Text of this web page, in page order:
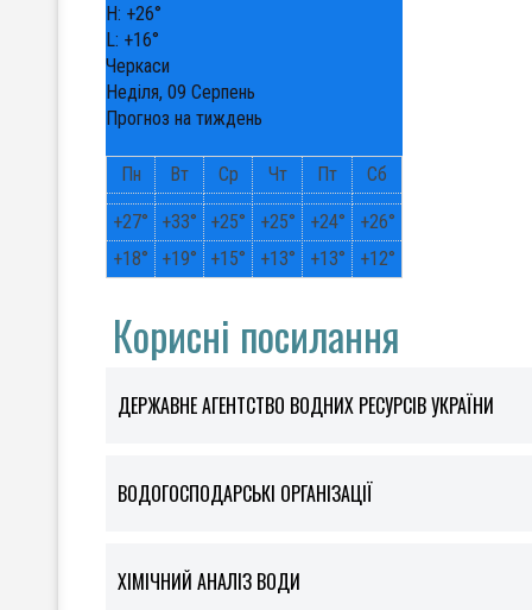
H: +26°
L: +16°
Черкаси
Неділя, 09 Серпень
Прогноз на тиждень
Пн Вт Ср Чт Пт Сб
+27° +33° +25° +25° +24° +26°
+18° +19° +15° +13° +13° +12°
Корисні посилання
ДЕРЖАВНЕ АГЕНТСТВО ВОДНИХ РЕСУРСІВ УКРАЇНИ
ВОДОГОСПОДАРСЬКІ ОРГАНІЗАЦІЇ
ХІМІЧНИЙ АНАЛІЗ ВОДИ